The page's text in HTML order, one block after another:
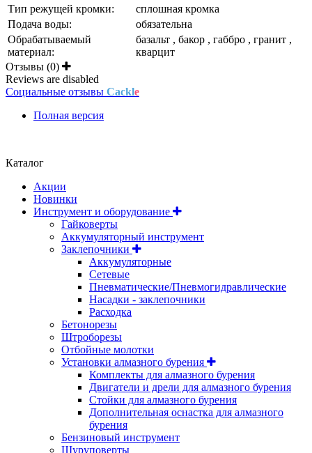
Тип режущей кромки:
сплошная кромка
Подача воды:
обязательна
Обрабатываемый
материал:
базальт , бакор , габбро , гранит ,
кварцит
Отзывы (0)
Reviews are disabled
Социальные отзывы Cackle
Полная версия
Каталог
Акции
Новинки
Инструмент и оборудование
Гайковерты
Аккумуляторный инструмент
Заклепочники
Аккумуляторные
Сетевые
Пневматические/Пневмогидравлические
Насадки - заклепочники
Расходка
Бетонорезы
Штроборезы
Отбойные молотки
Установки алмазного бурения
Комплекты для алмазного бурения
Двигатели и дрели для алмазного бурения
Стойки для алмазного бурения
Дополнительная оснастка для алмазного
бурения
Бензиновый инструмент
Шуруповерты